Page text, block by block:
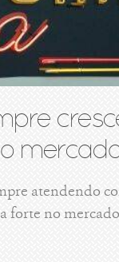
atendendo
forte no